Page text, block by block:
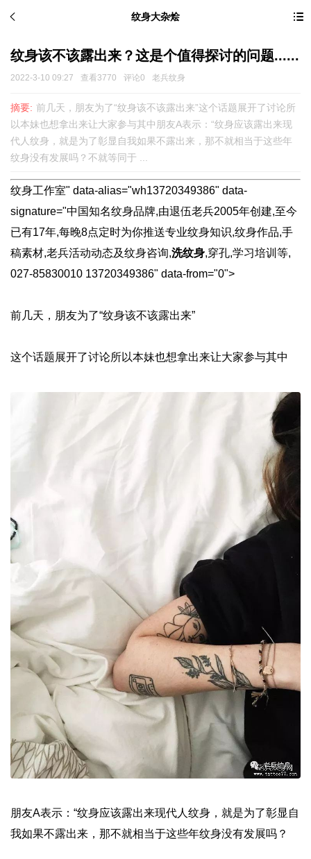
纹身大杂烩
纹身该不该露出来？这是个值得探讨的问题......
2022-3-10 09:27 查看3770 评论0 老兵纹身
摘要: 前几天，朋友为了“纹身该不该露出来”这个话题展开了讨论所
以本妹也想拿出来让大家参与其中朋友A表示：“纹身应该露出来现
代人纹身，就是为了彰显自我如果不露出来，那不就相当于这些年
纹身没有发展吗？不就等同于 ...
纹身工作室" data-alias="wh13720349386" data-
signature="中国知名纹身品牌,由退伍老兵2005年创建,至今
已有17年,每晚8点定时为你推送专业纹身知识,纹身作品,手
稿素材,老兵活动动态及纹身咨询,洗纹身,穿孔,学习培训等,
027-85830010 13720349386" data-from="0">
前几天，朋友为了“纹身该不该露出来”
这个话题展开了讨论所以本妹也想拿出来让大家参与其中
朋友A表示：“纹身应该露出来现代人纹身，就是为了彰显自
我如果不露出来，那不就相当于这些年纹身没有发展吗？